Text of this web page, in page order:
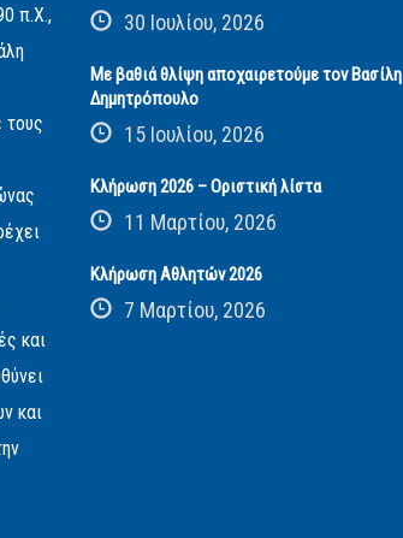
π.Χ.,
τους
και
και
30 Ιουλίου, 2026
Με βαθιά θλίψη αποχαιρετούμε τον Βασίλη
Δημητρόπουλο
15 Ιουλίου, 2026
Κλήρωση 2026 – Οριστική λίστα
11 Μαρτίου, 2026
Κλήρωση Αθλητών 2026
7 Μαρτίου, 2026